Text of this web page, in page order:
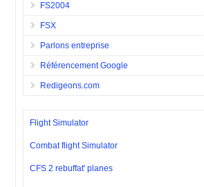
FS2004
FSX
Parlons entreprise
Référencement Google
Redigeons.com
Flight Simulator
Combat flight Simulator
CFS 2 rebuffat' planes